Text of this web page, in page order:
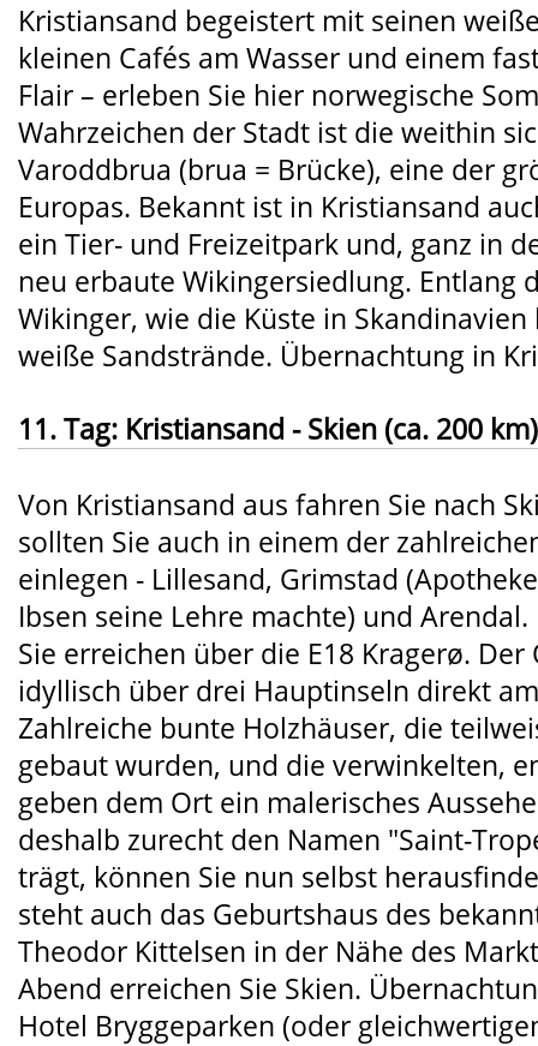
Kristiansand begeistert mit seinen
kleinen Cafés am Wasser und einem
Flair – erleben Sie hier norwegische
Wahrzeichen der Stadt ist die weithin
Varoddbrua (brua = Brücke), eine der
Europas. Bekannt ist in Kristiansand
ein Tier- und Freizeitpark und, ganz in
neu erbaute Wikingersiedlung. Entlang
Wikinger, wie die Küste in
weiße Sandstrände. Übernachtung in
11. Tag: Kristiansand - Skien (ca. 200 km)
Von Kristiansand aus fahren Sie nach
sollten Sie auch in einem der
einlegen - Lillesand, Grimstad
Ibsen seine Lehre machte) und Arendal.
Sie erreichen über die E18 Kragerø.
idyllisch über drei Hauptinseln direkt
Zahlreiche bunte Holzhäuser, die
gebaut wurden, und die verwinkelten,
geben dem Ort ein malerisches
deshalb zurecht den Namen "Saint-
trägt, können Sie nun selbst
steht auch das Geburtshaus des
Theodor Kittelsen in der Nähe des
Abend erreichen Sie Skien.
Hotel Bryggeparken (oder